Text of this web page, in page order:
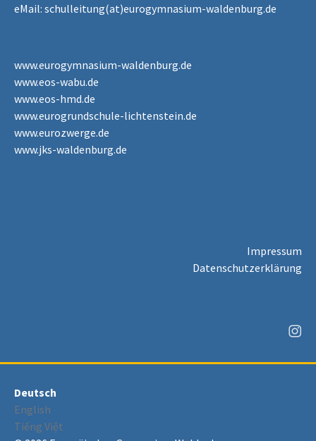
eMail: schulleitung(at)eurogymnasium-waldenburg.de
www.eurogymnasium-waldenburg.de
www.eos-wabu.de
www.eos-hmd.de
www.eurogrundschule-lichtenstein.de
www.eurozwerge.de
www.jks-waldenburg.de
Impressum
Datenschutzerklärung
Deutsch
English
Tiếng Việt